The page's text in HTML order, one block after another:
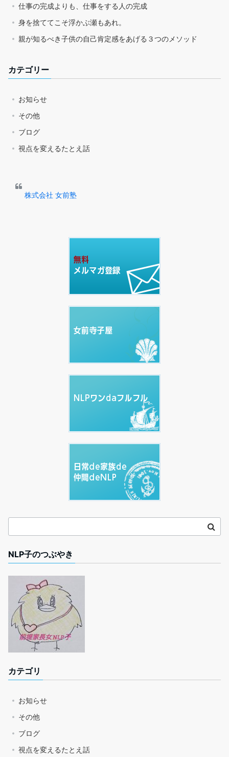
仕事の完成よりも、仕事をする人の完成
身を捨ててこそ浮かぶ瀬もあれ。
親が知るべき子供の自己肯定感をあげる３つのメソッド
カテゴリー
お知らせ
その他
ブログ
視点を変えるたとえ話
株式会社 女前塾
NLP子のつぶやき
カテゴリ
お知らせ
その他
ブログ
視点を変えるたとえ話